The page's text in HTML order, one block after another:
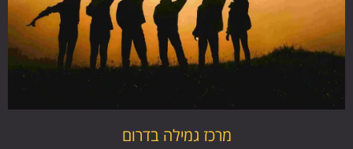
מרכז גמילה בדרום